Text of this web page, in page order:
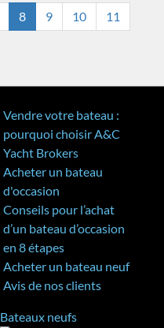
8 9 10
11
Vendre votre bateau :
pourquoi choisir A&C
Yacht Brokers
Acheter un bateau
d'occasion
Conseils pour l’achat
d’un bateau d’occasion
en 8 étapes
Acheter un bateau neuf
Avis de nos clients
Bateaux neufs